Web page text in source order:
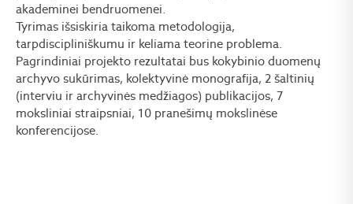
akademinei bendruomenei.
Tyrimas išsiskiria taikoma metodologija,
tarpdiscipliniškumu ir keliama teorine problema.
Pagrindiniai projekto rezultatai bus kokybinio duomenų
archyvo sukūrimas, kolektyvinė monografija, 2 šaltinių
(interviu ir archyvinės medžiagos) publikacijos, 7
moksliniai straipsniai, 10 pranešimų mokslinėse
konferencijose.